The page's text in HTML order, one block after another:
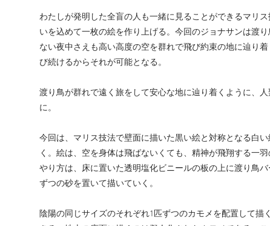
わたしが発明した全盲の人も一緒に見ることができるマリ
いを込めて一枚の絵を作り上げる。今回のジョナサンは渡
ない夜中さえも高い高度の空を群れで飛び約束の地に辿り
び続けるからそれが可能となる。
渡り鳥が群れで遠く旅をして安心な地に辿り着くように、
に。
今回は、マリス技法で壁面に描いた黒い絵と対称となる白
く。絵は、空を身体は飛ばないくても、精神が飛翔する一羽
やり方は、床に置いた透明塩化ビニールの板の上に渡り鳥
ずつの砂を置いて描いていく。
陰陽の同じサイズのそれぞれ1匹ずつのカモメを配置して